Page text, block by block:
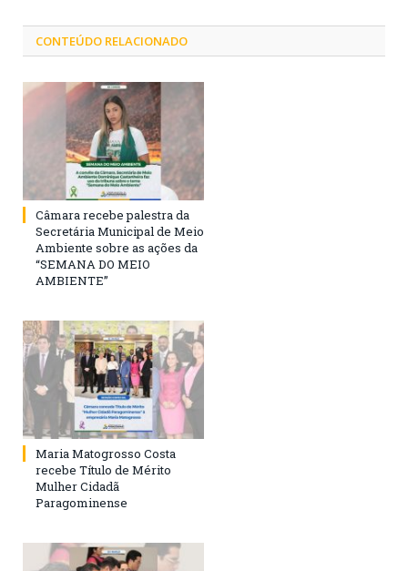
CONTEÚDO RELACIONADO
Câmara recebe palestra da
Secretária Municipal de Meio
Ambiente sobre as ações da
“SEMANA DO MEIO
AMBIENTE”
Maria Matogrosso Costa
recebe Título de Mérito
Mulher Cidadã
Paragominense